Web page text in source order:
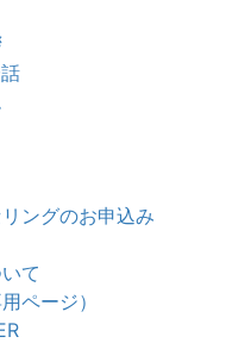
ングのお申込み
て
ページ）